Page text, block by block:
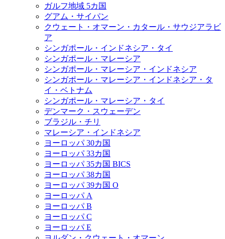
ガルフ地域 5カ国
グアム・サイパン
クウェート・オマーン・カタール・サウジアラビ
ア
シンガポール・インドネシア・タイ
シンガポール・マレーシア
シンガポール・マレーシア・インドネシア
シンガポール・マレーシア・インドネシア・タ
イ・ベトナム
シンガポール・マレーシア・タイ
デンマーク・スウェーデン
ブラジル・チリ
マレーシア・インドネシア
ヨーロッパ 30カ国
ヨーロッパ 33カ国
ヨーロッパ 35カ国 BICS
ヨーロッパ 38カ国
ヨーロッパ 39カ国 O
ヨーロッパ A
ヨーロッパ B
ヨーロッパ C
ヨーロッパ E